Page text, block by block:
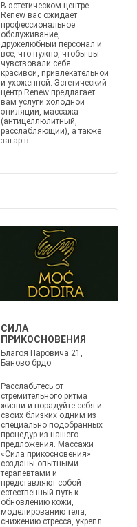
В эстетическом центре
Renew вас ожидает
профессиональное
обслуживание,
дружелюбный персонал и
все, что нужно, чтобы вы
чувствовали себя
красивой, привлекательной
и ухоженной. Эстетический
центр Renew предлагает
вам услуги холодной
эпиляции, массажа
(антицеллюлитный,
расслабляющий), а также
загар в...
СИЛА
ПРИКОСНОВЕНИЯ
Благоя Паровича 21,
Баново брдо
Расслабьтесь от
стремительного ритма
жизни и порадуйте себя и
своих близких одним из
специально подобранных
процедур из нашего
предложения. Массажи
«Сила прикосновения»
созданы опытными
терапевтами и
представляют собой
естественный путь к
обновлению кожи,
моделированию тела,
снижению стресса, укрепл...